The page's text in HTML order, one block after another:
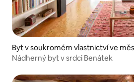
Byt v soukromém vlastnictví ve
ky
Nádherný byt v srdci Benátek